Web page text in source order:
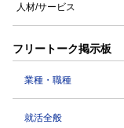
人材/サービス
フリートーク掲示板
業種・職種
就活全般